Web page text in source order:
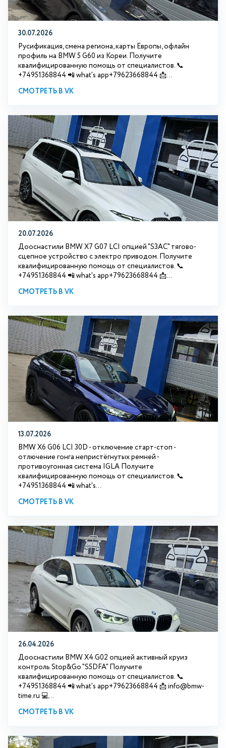
30.07.2026
Русификация, смена региона, карты Европы, офлайн
профиль на BMW 5 G60 из Кореи. Получите
квалифицированную помощь от специалистов. 📞
+74951368844 📲 what's app+79623668844 📩...
СМОТРЕТЬ В VK
20.07.2026
Дооснастили BMW Х7 G07 LCI опцией "S3АС" тягово-
сцепное устройство с электро приводом. Получите
квалифицированную помощь от специалистов. 📞
+74951368844 📲 what's app+79623668844 📩...
СМОТРЕТЬ В VK
13.07.2026
BMW X6 G06 LCI 30D - отключение старт-стоп -
отлючение гонга непристёгнутых ремней -
противоугонная система IGLA Получите
квалифицированную помощь от специалистов. 📞
+74951368844 📲 what's...
СМОТРЕТЬ В VK
26.04.2026
Дооснастили BMW X4 G02 опцией активный круиз
контроль Stop&Go "S5DFA" Получите
квалифицированную помощь от специалистов. 📞
+74951368844 📲 what's app+79623668844 📩 info@bmw-
time.ru 💻...
СМОТРЕТЬ В VK